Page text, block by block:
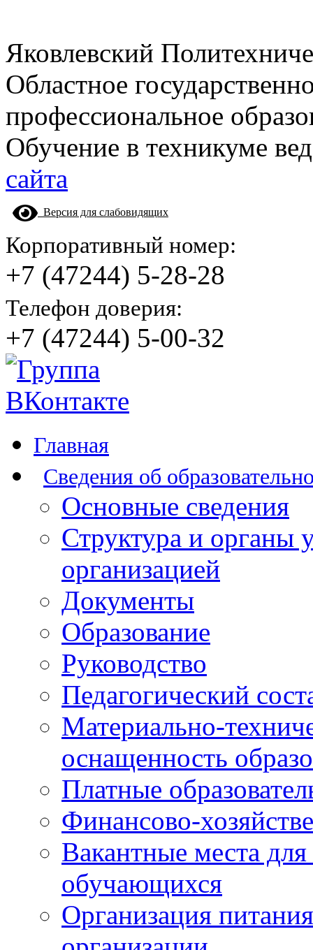
Яковлевский
Областное
профессиональное
Обучение в техникуме
сайта
Версия для слабовидящих
Корпоративный номер:
+7 (47244) 5-28-28
Телефон доверия:
+7 (47244) 5-00-32
Главная
Сведения об
Основные сведения
Структура и органы
организацией
Документы
Образование
Руководство
Педагогический
Материально-
оснащенность
Платные
Финансово-
Вакантные места
обучающихся
Организация